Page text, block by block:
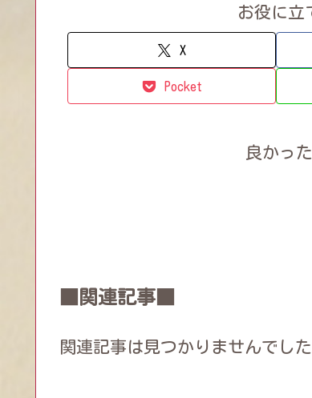
お役に立
X
Pocket
良かっ
■関連記事■
関連記事は見つかりませんでした